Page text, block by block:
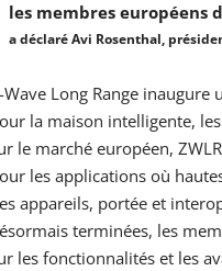
les membres européens
a déclaré Avi Rosenthal,
Wave Long Range
la maison intelligente,
le marché européen,
les applications où
appareils, portée et
terminées, les
les fonctionnalités et les